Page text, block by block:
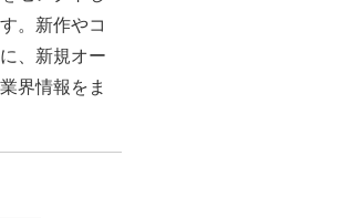
。新作やコ
、新規オー
界情報をま